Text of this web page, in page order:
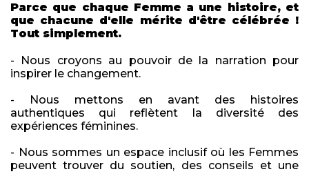
Parce que chaque Femme a une histoire, et
que chacune d'elle mérite d'être célébrée !
Tout simplement.
- Nous croyons au pouvoir de la narration pour
inspirer le changement.
- Nous mettons en avant des histoires
authentiques qui reflètent la diversité des
expériences féminines.
- Nous sommes un espace inclusif où les Femmes
peuvent trouver du soutien, des conseils et une